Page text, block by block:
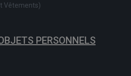
Vêtements)
PERSONNELS